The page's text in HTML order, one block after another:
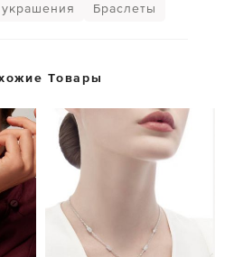
Браслеты
Товары